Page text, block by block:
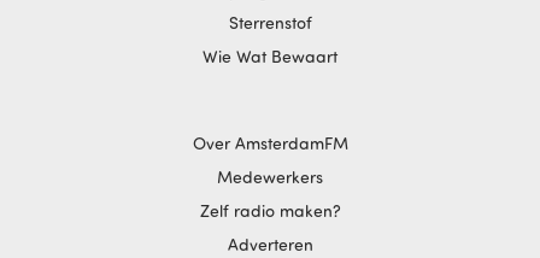
Sterrenstof
Wie Wat Bewaart
Over AmsterdamFM
Medewerkers
Zelf radio maken?
Adverteren